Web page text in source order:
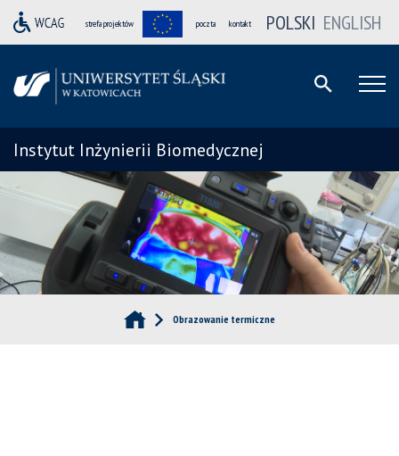
strefa projektów poczta kontakt POLSKI ENGLISH
Instytut Inżynierii Biomedycznej
Obrazowanie termiczne